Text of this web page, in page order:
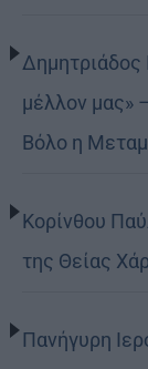
Δημητριάδος
μέλλον μας»
Βόλο η
Κορίνθου
της Θείας
Πανήγυρη